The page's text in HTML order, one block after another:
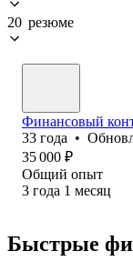
20 резюме
Финансовый
33 года •
35 000 ₽
Общий опыт
3 года 1 месяц
Быстрые